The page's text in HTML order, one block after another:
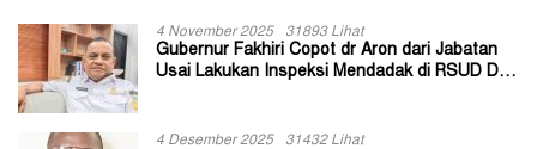
4 November 2025 31893 Lihat
Gubernur Fakhiri Copot dr Aron dari Jabatan
Usai Lakukan Inspeksi Mendadak di RSUD Dok
4 Desember 2025 31432 Lihat